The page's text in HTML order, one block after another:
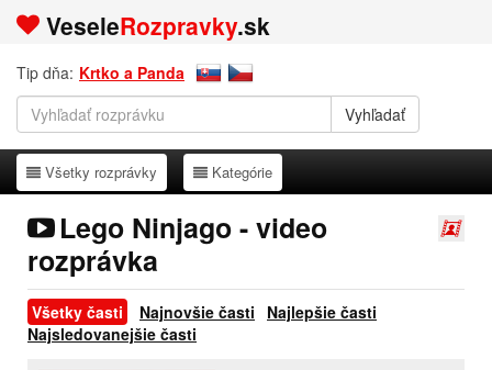
VeseleRozpravky.sk
Tip dňa: Krtko a Panda
Všetky rozprávky
Všetky rozprávky Kategórie
Kategórie
Lego Ninjago - video
rozprávka
Všetky časti Najnovšie časti
Najlepšie časti
Najsledovanejšie časti